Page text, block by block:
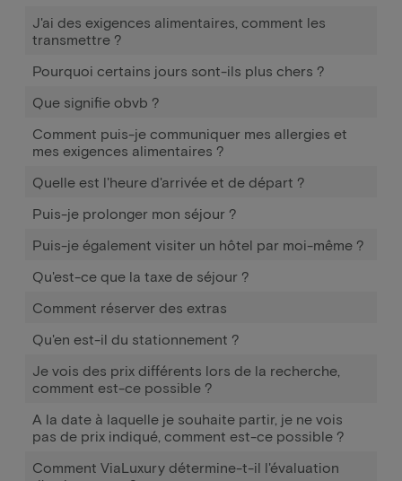
J'ai des exigences alimentaires, comment les
transmettre ?
Pourquoi certains jours sont-ils plus chers ?
Que signifie obvb ?
Comment puis-je communiquer mes allergies et
mes exigences alimentaires ?
Quelle est l'heure d'arrivée et de départ ?
Puis-je prolonger mon séjour ?
Puis-je également visiter un hôtel par moi-même ?
Qu'est-ce que la taxe de séjour ?
Comment réserver des extras
Qu'en est-il du stationnement ?
Je vois des prix différents lors de la recherche,
comment est-ce possible ?
A la date à laquelle je souhaite partir, je ne vois
pas de prix indiqué, comment est-ce possible ?
Comment ViaLuxury détermine-t-il l'évaluation